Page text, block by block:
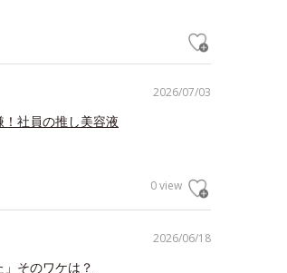
2026/07/03
社員の推し美容液
0 view
2026/06/18
そのワケは？